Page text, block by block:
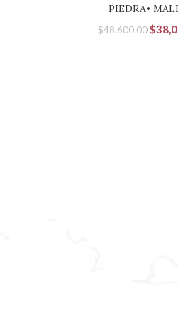
PIEDRA•
$48,600.00El
$